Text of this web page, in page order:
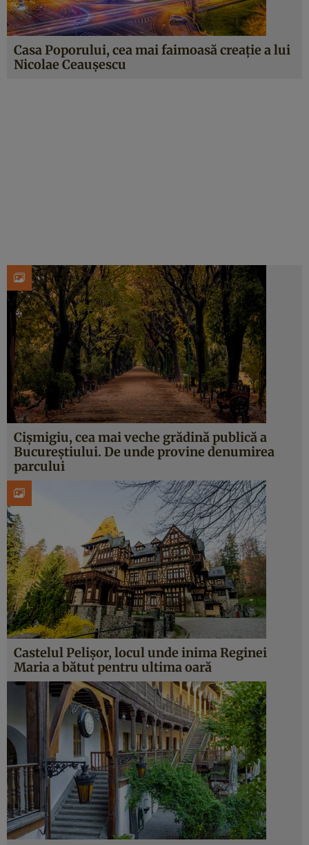
Casa Poporului, cea mai faimoasă creație a lui
Nicolae Ceaușescu
Cișmigiu, cea mai veche grădină publică a
Bucureștiului. De unde provine denumirea
parcului
Castelul Pelișor, locul unde inima Reginei
Maria a bătut pentru ultima oară